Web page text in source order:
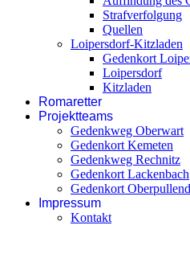
Strafverfolgung
Quellen
Loipersdorf-Kitzladen
Gedenkort
Loipersdorf
Kitzladen
Romaretter
Projektteams
Gedenkweg Oberwart
Gedenkort Kemeten
Gedenkweg Rechnitz
Gedenkort Lackenbach
Gedenkort
Impressum
Kontakt